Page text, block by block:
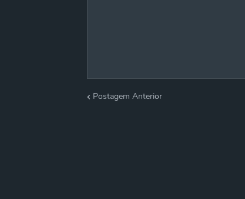
Postagem Anterior